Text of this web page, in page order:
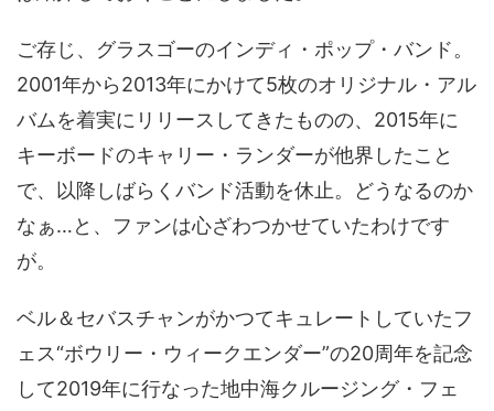
ご存じ、グラスゴーのインディ・ポップ・バンド。
2001年から2013年にかけて5枚のオリジナル・アル
バムを着実にリリースしてきたものの、2015年に
キーボードのキャリー・ランダーが他界したこと
で、以降しばらくバンド活動を休止。どうなるのか
なぁ…と、ファンは心ざわつかせていたわけです
が。
ベル＆セバスチャンがかつてキュレートしていたフ
ェス“ボウリー・ウィークエンダー”の20周年を記念
して2019年に行なった地中海クルージング・フェ